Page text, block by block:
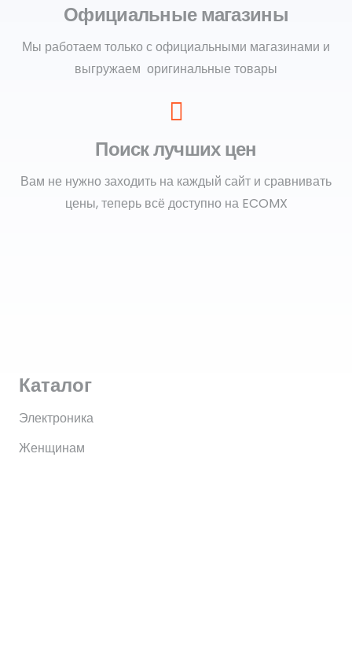
Официальные магазины
Мы работаем только с официальными магазинами и
выгружаем оригинальные товары
Поиск лучших цен
Вам не нужно заходить на каждый сайт и сравнивать
цены, теперь всё доступно на ECOMX
Каталог
Электроника
Женщинам